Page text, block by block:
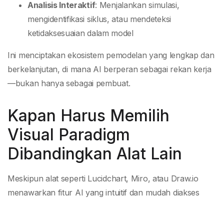
Analisis Interaktif: Menjalankan simulasi,
mengidentifikasi siklus, atau mendeteksi
ketidaksesuaian dalam model
Ini menciptakan ekosistem pemodelan yang lengkap dan
berkelanjutan, di mana AI berperan sebagai rekan kerja
—bukan hanya sebagai pembuat.
Kapan Harus Memilih
Visual Paradigm
Dibandingkan Alat Lain
Meskipun alat seperti Lucidchart, Miro, atau Draw.io
menawarkan fitur AI yang intuitif dan mudah diakses